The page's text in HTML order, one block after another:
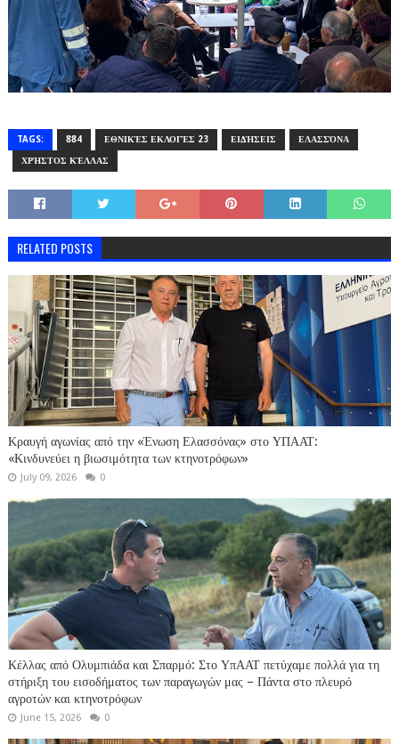
TAGS: 884 ΕΘΝΙΚΈΣ ΕΚΛΟΓΈΣ 23 ΕΙΔΉΣΕΙΣ ΕΛΑΣΣΌΝΑ
ΧΡΉΣΤΟΣ ΚΈΛΛΑΣ
RELATED POSTS
Κραυγή αγωνίας από την «Ένωση Ελασσόνας» στο ΥΠΑΑΤ:
«Κινδυνεύει η βιωσιμότητα των κτηνοτρόφων»
July 09, 2026 0
Κέλλας από Ολυμπιάδα και Σπαρμό: Στο ΥπΑΑΤ πετύχαμε πολλά για τη
στήριξη του εισοδήματος των παραγωγών μας – Πάντα στο πλευρό
αγροτών και κτηνοτρόφων
June 15, 2026 0